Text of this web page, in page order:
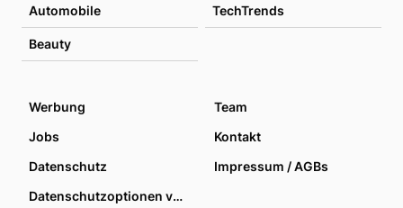
Automobile TechTrends
Beauty
Werbung
Team
Jobs
Kontakt
Datenschutz
Impressum / AGBs
Datenschutzoptionen verwalten